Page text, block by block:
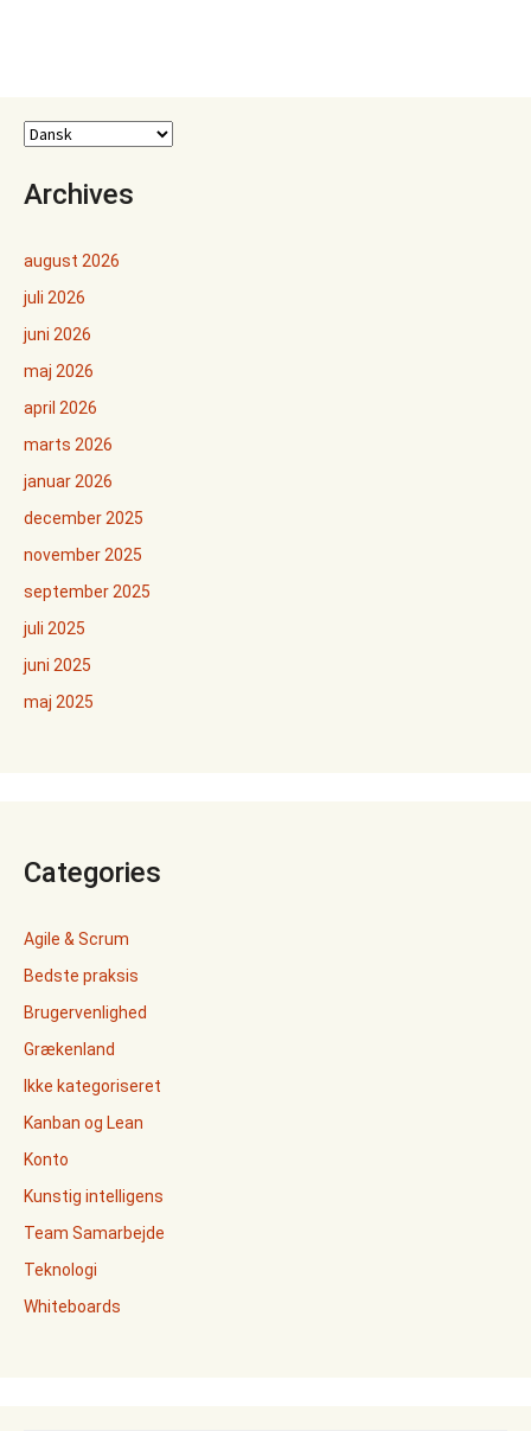
Archives
august 2026
juli 2026
juni 2026
maj 2026
april 2026
marts 2026
januar 2026
december 2025
november 2025
september 2025
juli 2025
juni 2025
maj 2025
Categories
Agile & Scrum
Bedste praksis
Brugervenlighed
Grækenland
Ikke kategoriseret
Kanban og Lean
Konto
Kunstig intelligens
Team Samarbejde
Teknologi
Whiteboards